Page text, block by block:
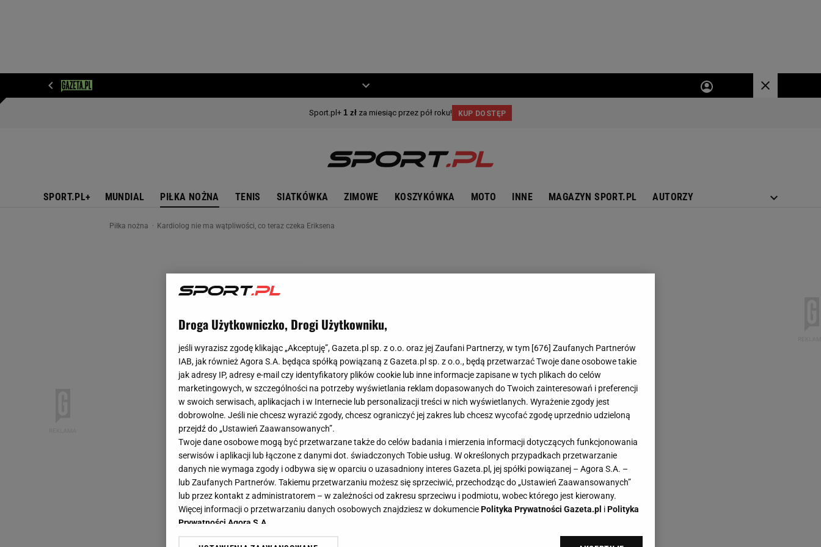
SPORT.PL+ MUNDIAL PIŁKA NOŻNA TENIS SIATKÓWKA ZIMOWE KOSZYKÓWKA MOTO INNE MAGAZYN SPORT.PL AUTORZY
Piłka nożna Kardiolog nie ma wątpliwości, co teraz czeka Eriksena
Droga Użytkowniczko, Drogi Użytkowniku,
jeśli wyrazisz zgodę klikając „Akceptuję”, Gazeta.pl sp. z o.o. oraz jej Zaufani Partnerzy, w tym [676] Zaufanych Partnerów
IAB, jak również Agora S.A. będąca spółką powiązaną z Gazeta.pl sp. z o.o., będą przetwarzać Twoje dane osobowe takie
jak adresy IP, adresy e-mail czy identyfikatory plików cookie lub inne informacje zapisane w tych plikach do celów
marketingowych, w szczególności na potrzeby wyświetlania reklam dopasowanych do Twoich zainteresowań i preferencji
w swoich serwisach, aplikacjach i w Internecie lub personalizacji treści w nich wyświetlanych. Wyrażenie zgody jest
dobrowolne. Jeśli nie chcesz wyrazić zgody, chcesz ograniczyć jej zakres lub chcesz wycofać zgodę uprzednio udzieloną
przejdź do „Ustawień Zaawansowanych”.
Twoje dane osobowe mogą być przetwarzane także do celów badania i mierzenia informacji dotyczących funkcjonowania
serwisów i aplikacji lub łączone z danymi dot. świadczonych Tobie usług. W określonych przypadkach przetwarzanie
danych nie wymaga zgody i odbywa się w oparciu o uzasadniony interes Gazeta.pl, jej spółki powiązanej – Agora S.A. –
lub Zaufanych Partnerów. Takiemu przetwarzaniu możesz się sprzeciwić, przechodząc do „Ustawień Zaawansowanych”
lub przez kontakt z administratorem – w zależności od zakresu sprzeciwu i podmiotu, wobec którego jest kierowany.
Więcej informacji o przetwarzaniu danych osobowych znajdziesz w dokumenciePolityka Prywatności Gazeta.pl iPolityka
Prywatności Agora S.A.